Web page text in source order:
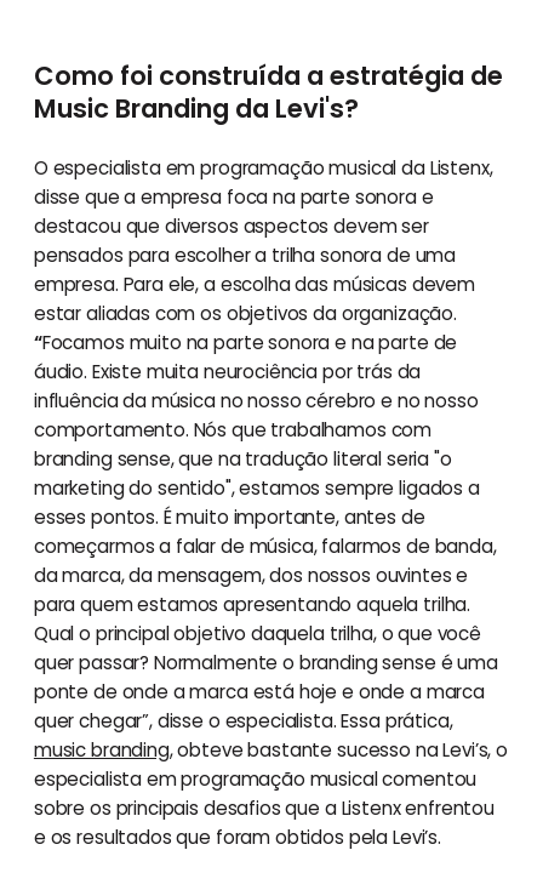
Como foi construída a estratégia de
Music Branding da Levi's?
O especialista em programação musical da Listenx,
disse que a empresa foca na parte sonora e
destacou que diversos aspectos devem ser
pensados para escolher a trilha sonora de uma
empresa. Para ele, a escolha das músicas devem
estar aliadas com os objetivos da organização.
“Focamos muito na parte sonora e na parte de
áudio. Existe muita neurociência por trás da
influência da música no nosso cérebro e no nosso
comportamento. Nós que trabalhamos com
branding sense, que na tradução literal seria "o
marketing do sentido", estamos sempre ligados a
esses pontos. É muito importante, antes de
começarmos a falar de música, falarmos de banda,
da marca, da mensagem, dos nossos ouvintes e
para quem estamos apresentando aquela trilha.
Qual o principal objetivo daquela trilha, o que você
quer passar? Normalmente o branding sense é uma
ponte de onde a marca está hoje e onde a marca
quer chegar”, disse o especialista. Essa prática,
music branding, obteve bastante sucesso na Levi’s, o
especialista em programação musical comentou
sobre os principais desafios que a Listenx enfrentou
e os resultados que foram obtidos pela Levi’s.